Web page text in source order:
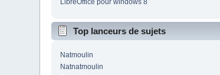
LibreOffice pour windows 8
Top lanceurs de sujets
Natmoulin
Natnatmoulin